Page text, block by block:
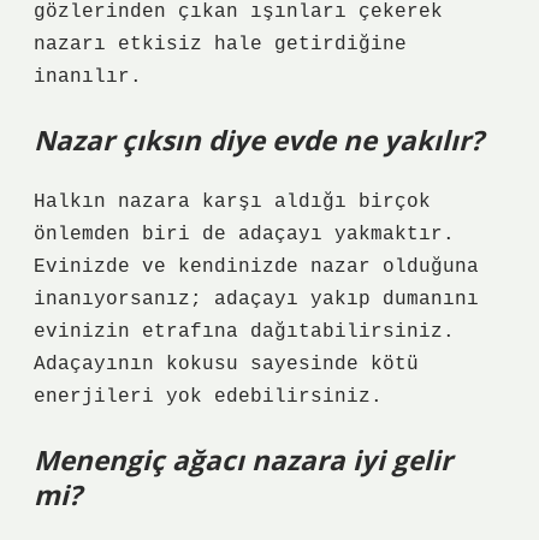
gözlerinden çıkan ışınları çekerek
nazarı etkisiz hale getirdiğine
inanılır.
Nazar çıksın diye evde ne yakılır?
Halkın nazara karşı aldığı birçok
önlemden biri de adaçayı yakmaktır.
Evinizde ve kendinizde nazar olduğuna
inanıyorsanız; adaçayı yakıp dumanını
evinizin etrafına dağıtabilirsiniz.
Adaçayının kokusu sayesinde kötü
enerjileri yok edebilirsiniz.
Menengiç ağacı nazara iyi gelir
mi?